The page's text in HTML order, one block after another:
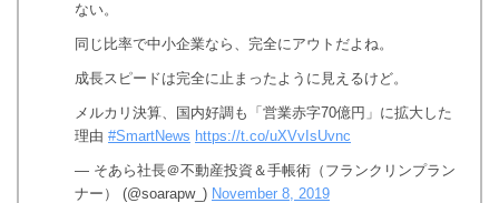
ない。
同じ比率で中小企業なら、完全にアウトだよね。
成長スピードは完全に止まったように見えるけど。
メルカリ決算、国内好調も「営業赤字70億円」に拡大した
理由 #SmartNews https://t.co/uXVvIsUvnc
— そあら社長＠不動産投資＆手帳術（フランクリンプラン
ナー） (@soarapw_) November 8, 2019